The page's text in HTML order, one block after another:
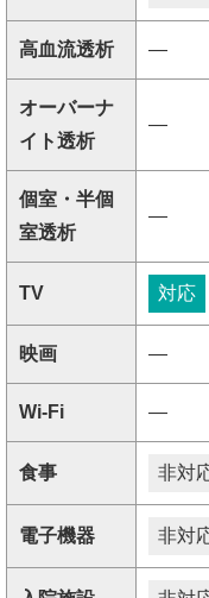
高血流透析 ―
オーバーナ
イト透析
―
個室・半個
室透析
―
TV 対応
映画 ―
Wi-Fi ―
食事 非対
電子機器 非対